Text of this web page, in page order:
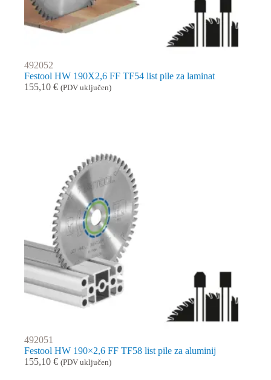
492052
Festool HW 190X2,6 FF TF54 list pile za laminat
155,10 € (PDV uključen)
492051
Festool HW 190×2,6 FF TF58 list pile za aluminij
155,10 € (PDV uključen)